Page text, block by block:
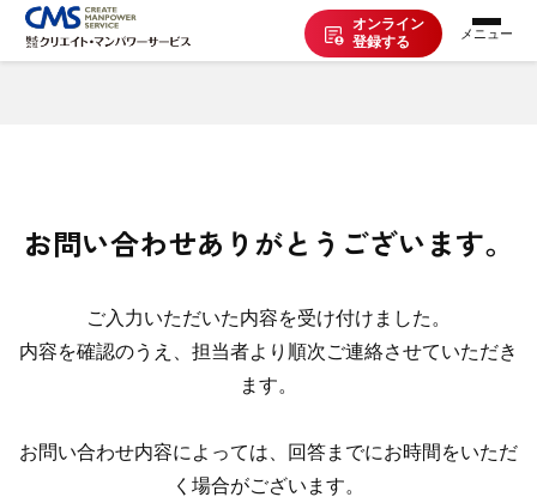
オンライン
登録する
派遣の知識
お問い合わせありがとうございます。
ご入力いただいた内容を受け付けました。
内容を確認のうえ、担当者より順次ご連絡させていただき
ます。
お問い合わせ内容によっては、回答までにお時間をいただ
く場合がございます。